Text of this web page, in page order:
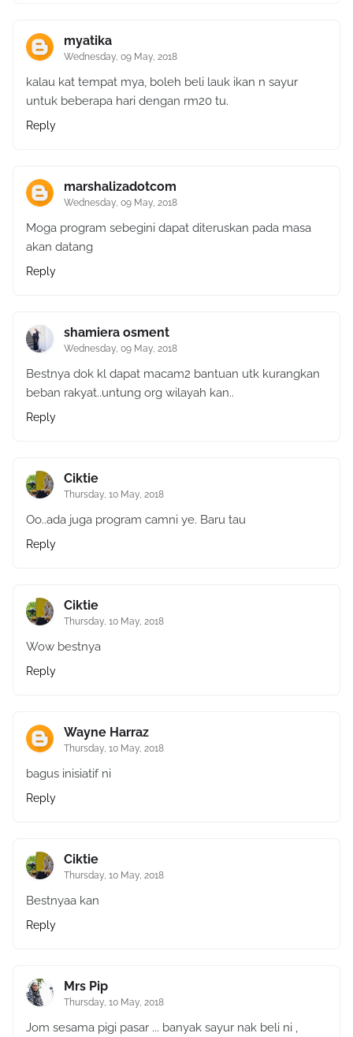
myatika
Wednesday, 09 May, 2018
kalau kat tempat mya, boleh beli lauk ikan n sayur
untuk beberapa hari dengan rm20 tu.
Reply
marshalizadotcom
Wednesday, 09 May, 2018
Moga program sebegini dapat diteruskan pada masa
akan datang
Reply
shamiera osment
Wednesday, 09 May, 2018
Bestnya dok kl dapat macam2 bantuan utk kurangkan
beban rakyat..untung org wilayah kan..
Reply
Ciktie
Thursday, 10 May, 2018
Oo..ada juga program camni ye. Baru tau
Reply
Ciktie
Thursday, 10 May, 2018
Wow bestnya
Reply
Wayne Harraz
Thursday, 10 May, 2018
bagus inisiatif ni
Reply
Ciktie
Thursday, 10 May, 2018
Bestnyaa kan
Reply
Mrs Pip
Thursday, 10 May, 2018
Jom sesama pigi pasar ... banyak sayur nak beli ni ,